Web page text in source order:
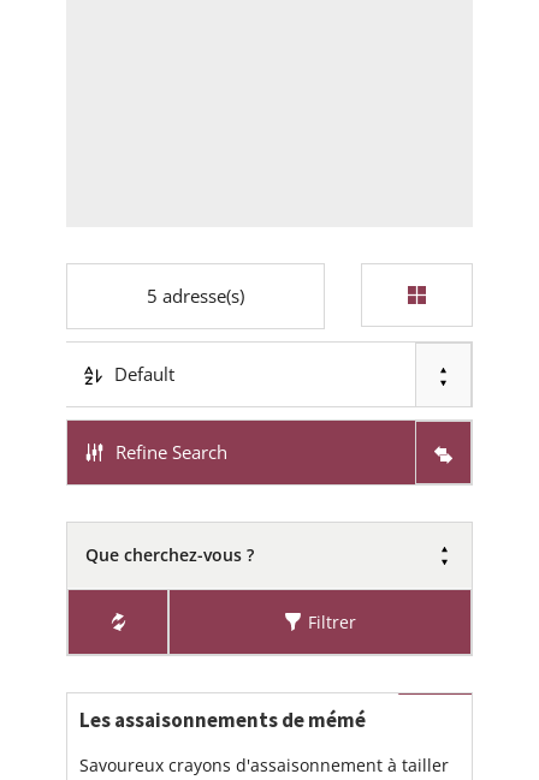
5 adresse(s)
Default
Refine Search
Que cherchez-vous ?
Filtrer
Les assaisonnements de mémé
Savoureux crayons d'assaisonnement à tailler